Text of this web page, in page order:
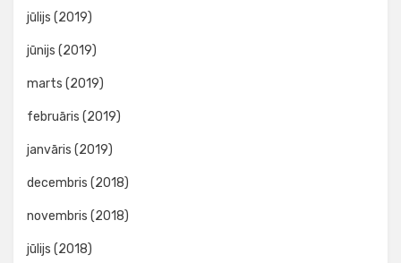
jūlijs (2019)
jūnijs (2019)
marts (2019)
februāris (2019)
janvāris (2019)
decembris (2018)
novembris (2018)
jūlijs (2018)